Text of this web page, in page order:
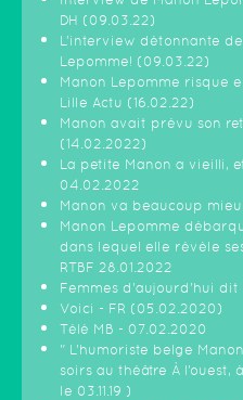
DH (09.03.22)
L’interview détonnante
Lepomme! (09.03.22)
Manon Lepomme risque
Lille Actu (16.02.22)
Manon avait prévu son
(14.02.2022)
La petite Manon a vieilli,
04.02.2022
Manon va beaucoup
Manon Lepomme
dans lequel elle révèle
RTBF 28.01.2022
Femmes d'aujourd'hui
Voici - FR (05.02.2020)
Télé MB - 07.02.2020
" L’humoriste belge
soirs au théâtre À l’ouest,
le 03.11.19 )